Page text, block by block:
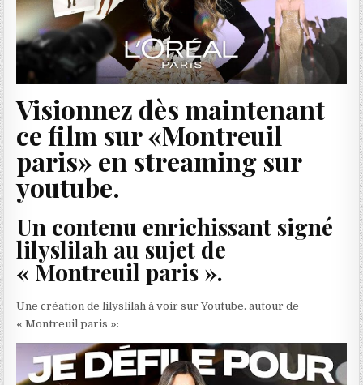
Visionnez dès maintenant
ce film sur «Montreuil
paris» en streaming sur
youtube.
Un contenu enrichissant signé
lilyslilah au sujet de
« Montreuil paris ».
Une création de lilyslilah à voir sur Youtube. autour de
« Montreuil paris »: